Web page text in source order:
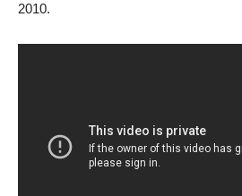
2010.